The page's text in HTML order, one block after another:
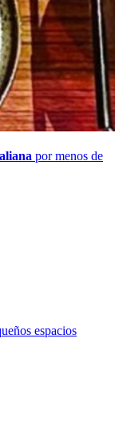
por menos de
espacios